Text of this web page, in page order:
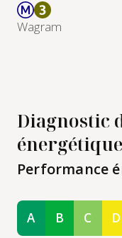
Wagram
Diagnostic
énergétique
Performance
AClasse A
BClasse B
CClasse
D